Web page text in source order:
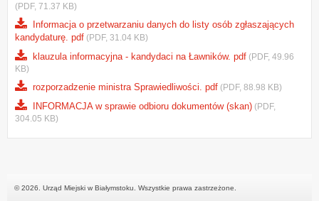
(PDF, 71.37 KB)
Informacja o przetwarzaniu danych do listy osób zgłaszających
kandydaturę. pdf (PDF, 31.04 KB)
klauzula informacyjna - kandydaci na Ławników. pdf (PDF, 49.96
KB)
rozporzadzenie ministra Sprawiedliwości. pdf (PDF, 88.98 KB)
INFORMACJA w sprawie odbioru dokumentów (skan) (PDF,
304.05 KB)
© 2026. Urząd Miejski w Białymstoku. Wszystkie prawa zastrzeżone.